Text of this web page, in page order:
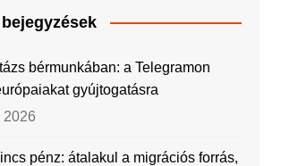
bérmunkában: a Telegramon
gyújtogatásra
2026
pénz: átalakul a migrációs forrás,